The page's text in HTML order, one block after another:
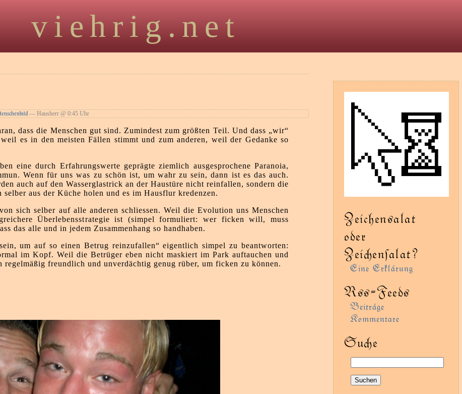
viehrig.net
— Hausherr @ 0:45 Uhr
dass die Menschen gut sind. Zumindest zum größten Teil. Und dass „wir“
es in den meisten Fällen stimmt und zum anderen, weil der Gedanke so
eine durch Erfahrungswerte geprägte ziemlich ausgesprochene Paranoia,
Wenn für uns was zu schön ist, um wahr zu sein, dann ist es das auch.
auch auf den Wasserglastrick an der Haustüre nicht reinfallen, sondern die
selber aus der Küche holen und es im Hausflur kredenzen.
sich selber auf alle anderen schliessen. Weil die Evolution uns Menschen
Überlebensstrategie ist (simpel formuliert: wer ficken will, muss
das alle und in jedem Zusammenhang so handhaben.
um auf so einen Betrug reinzufallen“ eigentlich simpel zu beantworten:
im Kopf. Weil die Betrüger eben nicht maskiert im Park auftauchen und
regelmäßig freundlich und unverdächtig genug rüber, um ficken zu können.
Zeichensalat
oder
Zeienſalat?
Eine Erklärung
Rss-Feeds
Beiträge
Kommentare
Sue